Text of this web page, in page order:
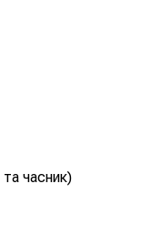
часник)